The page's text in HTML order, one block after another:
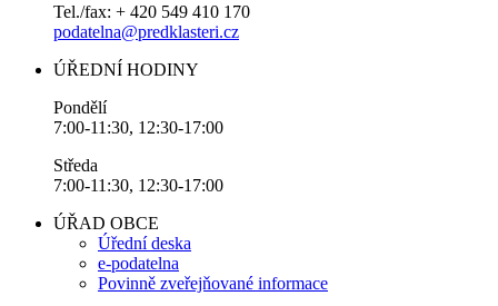
Tel./fax: + 420 549 410 170
podatelna@predklasteri.cz
ÚŘEDNÍ HODINY
Pondělí
7:00-11:30, 12:30-17:00
Středa
7:00-11:30, 12:30-17:00
ÚŘAD OBCE
Úřední deska
e-podatelna
Povinně zveřejňované informace